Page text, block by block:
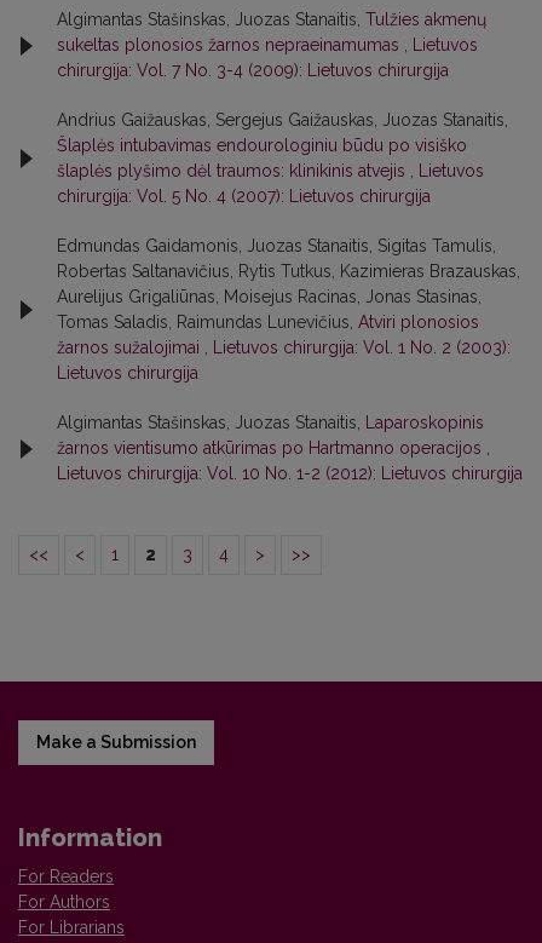
Algimantas Stašinskas, Juozas Stanaitis, Tulžies akmenų
sukeltas plonosios žarnos nepraeinamumas
Lietuvos
chirurgija: Vol. 7 No. 3-4 (2009): Lietuvos chirurgija
Andrius Gaižauskas, Sergejus Gaižauskas, Juozas Stanaitis,
Šlaplės intubavimas endourologiniu būdu po visiško
šlaplės plyšimo dėl traumos: klinikinis atvejis
Lietuvos
chirurgija: Vol. 5 No. 4 (2007): Lietuvos chirurgija
Edmundas Gaidamonis, Juozas Stanaitis, Sigitas Tamulis,
Robertas Saltanavičius, Rytis Tutkus, Kazimieras Brazauskas,
Aurelijus Grigaliūnas, Moisejus Racinas, Jonas Stasinas,
Tomas Saladis, Raimundas Lunevičius, Atviri plonosios
žarnos sužalojimai
Lietuvos chirurgija: Vol. 1 No. 2 (2003):
Lietuvos chirurgija
Algimantas Stašinskas, Juozas Stanaitis,
Laparoskopinis
žarnos vientisumo atkūrimas po Hartmanno operacijos
Lietuvos chirurgija: Vol. 10 No. 1-2 (2012): Lietuvos chirurgija
<< < 1 2 3 4 > >>
Make a Submission
Information
For Readers
For Authors
For Librarians